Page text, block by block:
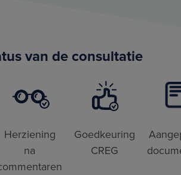
van de consultatie
Herziening
na
Goedkeuring
CREG